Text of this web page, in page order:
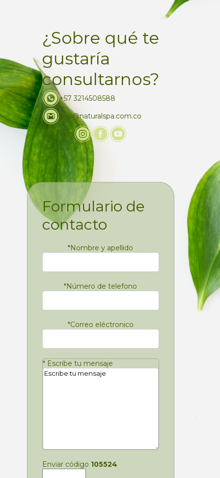
¿Sobre qué te
gustaría
consultarnos?
+57 3214508588
info@naturalspa.com.co
Siguenos
Formulario de
contacto
*Nombre y apellido
*Número de telefono
*Correo eléctronico
* Escribe tu mensaje
Enviar código 105524